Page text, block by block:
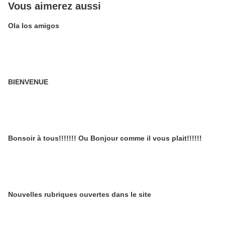
Vous aimerez aussi
Ola los amigos
BIENVENUE
Bonsoir à tous!!!!!!! Ou Bonjour comme il vous plait!!!!!!
Nouvelles rubriques ouvertes dans le site